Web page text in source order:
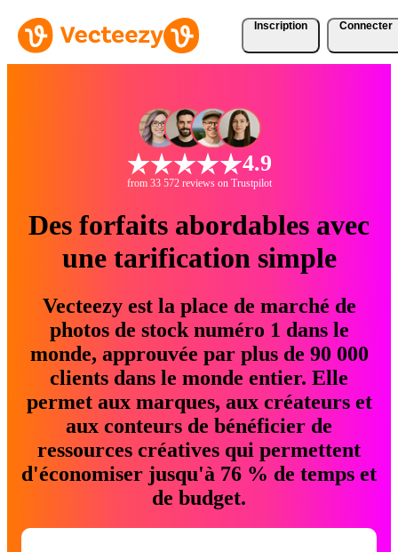
Inscription Connecter
4.9
from 33 572 reviews on Trustpilot
Des forfaits abordables avec
une tarification simple
Vecteezy est la place de marché de
photos de stock numéro 1 dans le
monde, approuvée par plus de 90 000
clients dans le monde entier. Elle
permet aux marques, aux créateurs et
aux conteurs de bénéficier de
ressources créatives qui permettent
d'économiser jusqu'à 76 % de temps et
de budget.